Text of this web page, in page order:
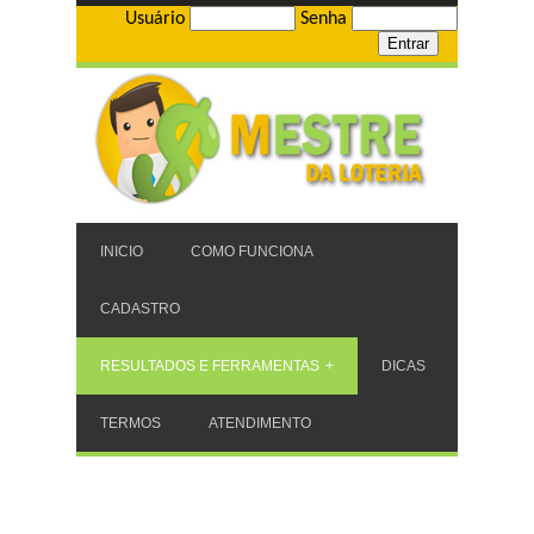
Usuário Senha
INICIO COMO FUNCIONA
CADASTRO
RESULTADOS E FERRAMENTAS DICAS
TERMOS ATENDIMENTO